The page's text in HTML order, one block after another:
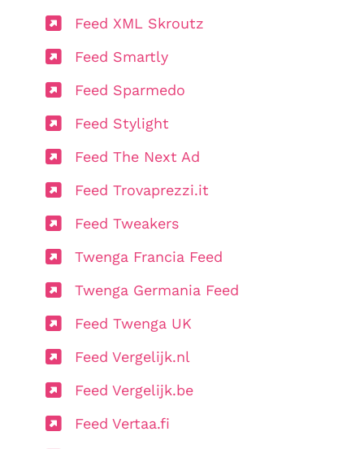
Feed XML Skroutz
Feed Smartly
Feed Sparmedo
Feed Stylight
Feed The Next Ad
Feed Trovaprezzi.it
Feed Tweakers
Twenga Francia Feed
Twenga Germania Feed
Feed Twenga UK
Feed Vergelijk.nl
Feed Vergelijk.be
Feed Vertaa.fi